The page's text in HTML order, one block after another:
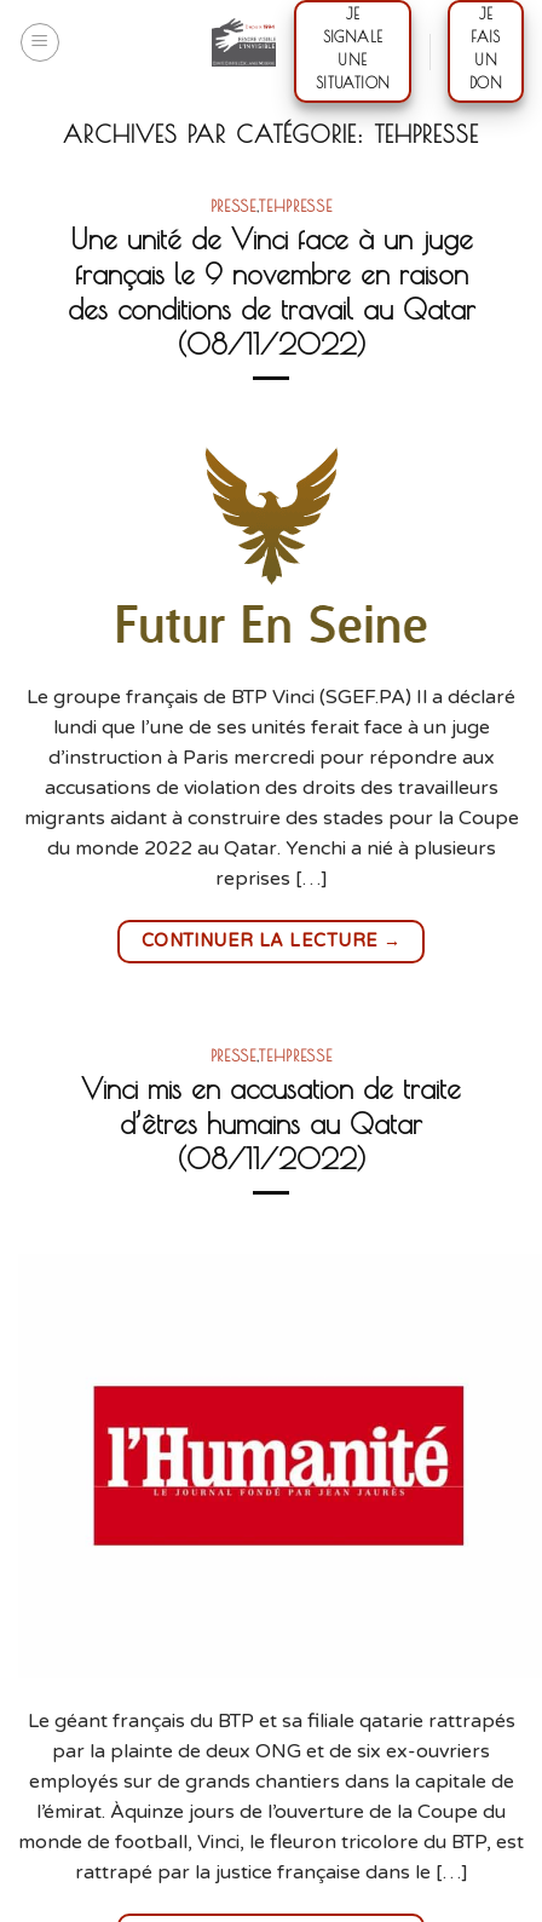
JE
SIGNALE
UNE
SITUATION
JE
FAIS
UN
DON
ARCHIVES PAR CATÉGORIE:TEHPRESSE
PRESSE,TEHPRESSE
Une unité de Vinci face à un juge
français le 9 novembre en raison
des conditions de travail au Qatar
(08/11/2022)
Le groupe français de BTP Vinci (SGEF.PA) Il a déclaré
lundi que l’une de ses unités ferait face à un juge
d’instruction à Paris mercredi pour répondre aux
accusations de violation des droits des travailleurs
migrants aidant à construire des stades pour la Coupe
du monde 2022 au Qatar. Yenchi a nié à plusieurs
reprises […]
CONTINUER LA LECTURE →
PRESSE,TEHPRESSE
Vinci mis en accusation de traite
d’êtres humains au Qatar
(08/11/2022)
Le géant français du BTP et sa filiale qatarie rattrapés
par la plainte de deux ONG et de six ex-ouvriers
employés sur de grands chantiers dans la capitale de
l’émirat. Àquinze jours de l’ouverture de la Coupe du
monde de football, Vinci, le fleuron tricolore du BTP, est
rattrapé par la justice française dans le […]